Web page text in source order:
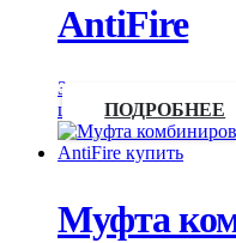
AntiFire
Запросить
цену
ПОДРОБНЕЕ
Муфта